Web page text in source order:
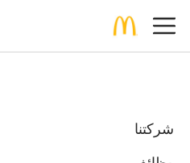
شركتنا